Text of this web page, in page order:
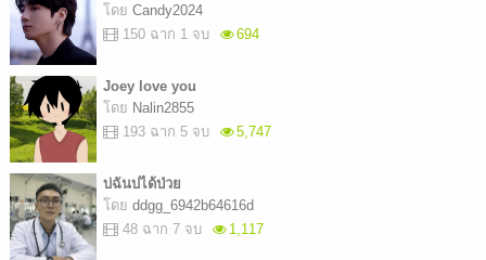
โดย Candy2024
150 ฉาก 1 จบ
694
Joey love you
โดย Nalin2855
193 ฉาก 5 จบ
5,747
บ่ฉันบ่ได้ป่วย
โดย ddgg_6942b64616d
48 ฉาก 7 จบ
1,117